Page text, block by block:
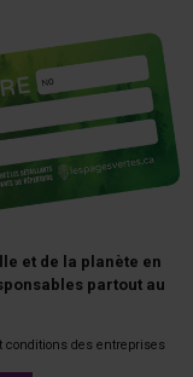
et de la planète en
partout au
conditions des entreprises